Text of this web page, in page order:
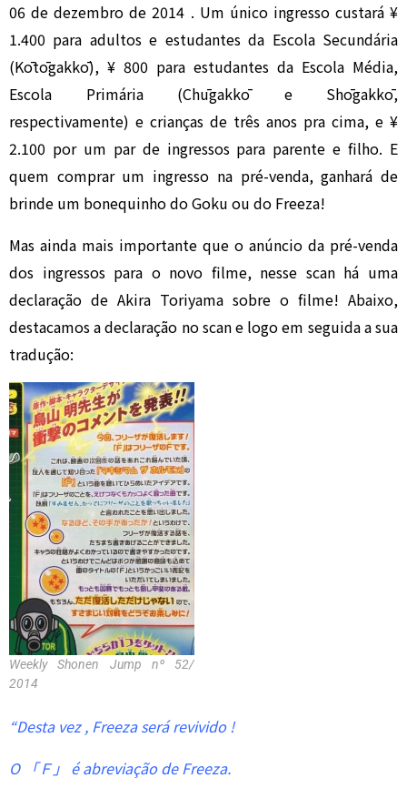
06 de dezembro de 2014 . Um único ingresso custará ¥
1.400 para adultos e estudantes da Escola Secundária
(Kōtōgakkō), ¥ 800 para estudantes da Escola Média,
Escola Primária (Chūgakkō e Shōgakkō,
respectivamente) e crianças de três anos pra cima, e ¥
2.100 por um par de ingressos para parente e filho. E
quem comprar um ingresso na pré-venda, ganhará de
brinde um bonequinho do Goku ou do Freeza!
Mas ainda mais importante que o anúncio da pré-venda
dos ingressos para o novo filme, nesse scan há uma
declaração de Akira Toriyama sobre o filme! Abaixo,
destacamos a declaração no scan e logo em seguida a sua
tradução:
Weekly Shonen Jump nº 52/
2014
“Desta vez , Freeza será revivido !
O 「Ｆ」 é abreviação de Freeza.